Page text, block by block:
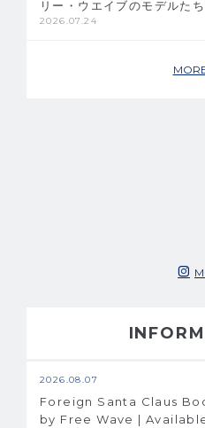
リー・ウエイブのモデルた
2026.07.24
2026.08.07
Foreign Santa Claus
by Free Wave |